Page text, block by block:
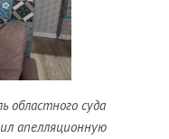
областного суда
апелляционную